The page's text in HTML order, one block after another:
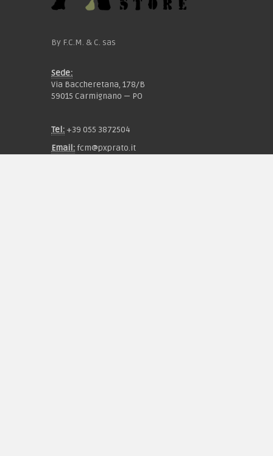
By F.C.M. & C. sas
Sede:
Via Baccheretana, 178/B
59015 Carmignano — PO
Tel: +39 055 3872504
Email: fcm@pxprato.it